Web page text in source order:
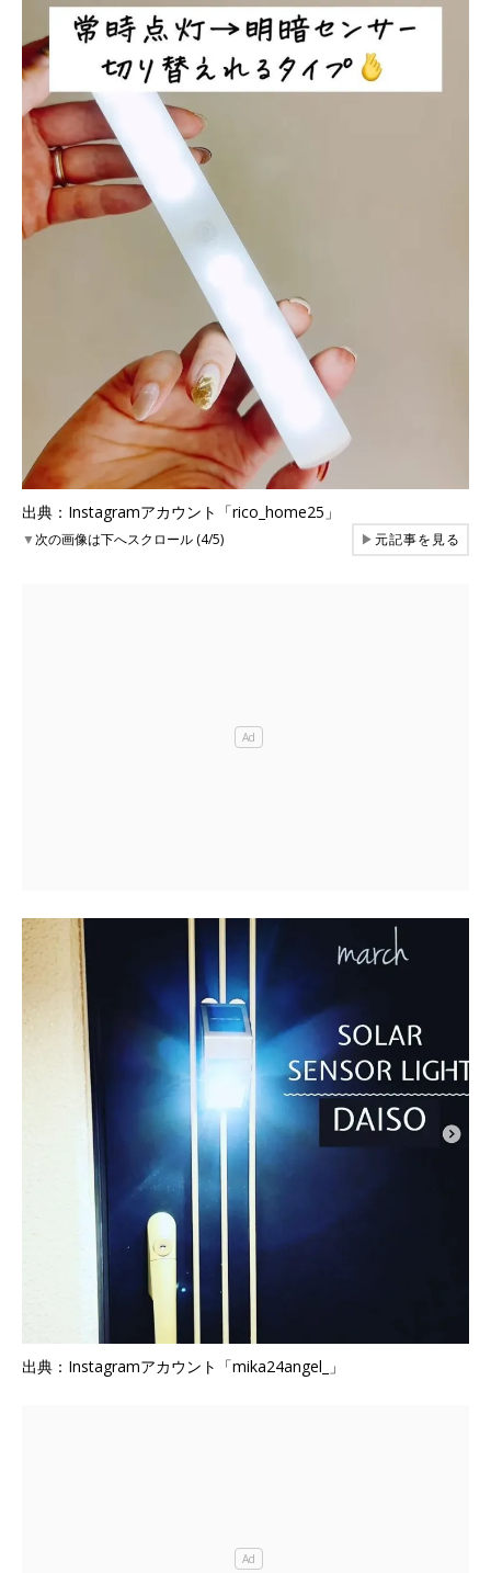
出典：Instagramアカウント「rico_home25」
▼次の画像は下へスクロール (4/5) ▶元記事を見る
出典：Instagramアカウント「mika24angel_」